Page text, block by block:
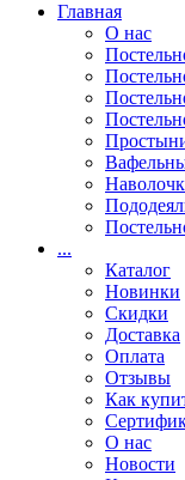
Главная
О нас
...
Каталог
Новинки
Скидки
Доставка
Оплата
Отзывы
Как
О нас
Новости